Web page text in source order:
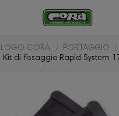
CORA PORTAGGIO
Kit di fissaggio Rapid System